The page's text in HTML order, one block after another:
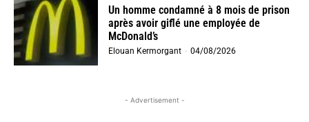
Un homme condamné à 8 mois de prison
après avoir giflé une employée de
McDonald’s
Elouan Kermorgant - 04/08/2026
- Advertisement -